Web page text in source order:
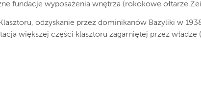
fundacje wyposażenia wnętrza (rokokowe ołtarze
odzyskanie przez dominikanów Bazyliki w
większej części klasztoru zagarniętej przez władze